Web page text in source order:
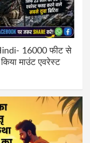
16000 फीट से
माउंट एवरेस्ट